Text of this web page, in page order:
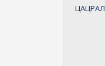
ЦАЦРАЛ